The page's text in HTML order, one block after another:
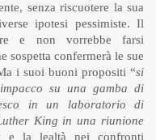
senza riscuotere la sua
ipotesi pessimiste. Il
e non vorrebbe farsi
sospetta confermerà le sue
i suoi buoni propositi “si
su una gamba di
in un laboratorio di
King in una riunione
e la lealtà nei confronti